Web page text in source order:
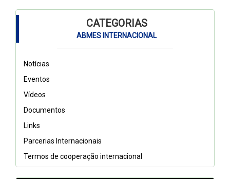
CATEGORIAS
ABMES INTERNACIONAL
Notícias
Eventos
Vídeos
Documentos
Links
Parcerias Internacionais
Termos de cooperação internacional